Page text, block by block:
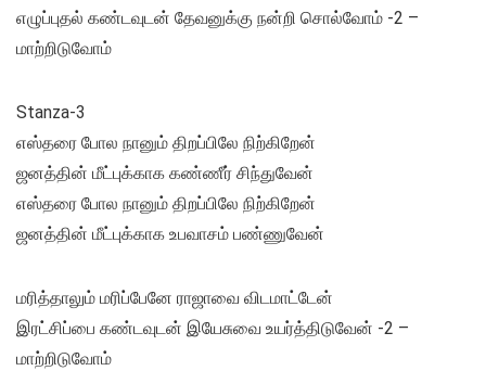
எழுப்புதல் கண்டவுடன் தேவனுக்கு நன்றி சொல்வோம் -2 –
மாற்றிடுவோம்
Stanza-3
எஸ்தரை போல நானும் திறப்பிலே நிற்கிறேன்
ஜனத்தின் மீட்புக்காக கண்ணீர் சிந்துவேன்
எஸ்தரை போல நானும் திறப்பிலே நிற்கிறேன்
ஜனத்தின் மீட்புக்காக உபவாசம் பண்ணுவேன்
மரித்தாலும் மரிப்பேனே ராஜாவை விடமாட்டேன்
இரட்சிப்பை கண்டவுடன் இயேசுவை உயர்த்திடுவேன் -2 –
மாற்றிடுவோம்